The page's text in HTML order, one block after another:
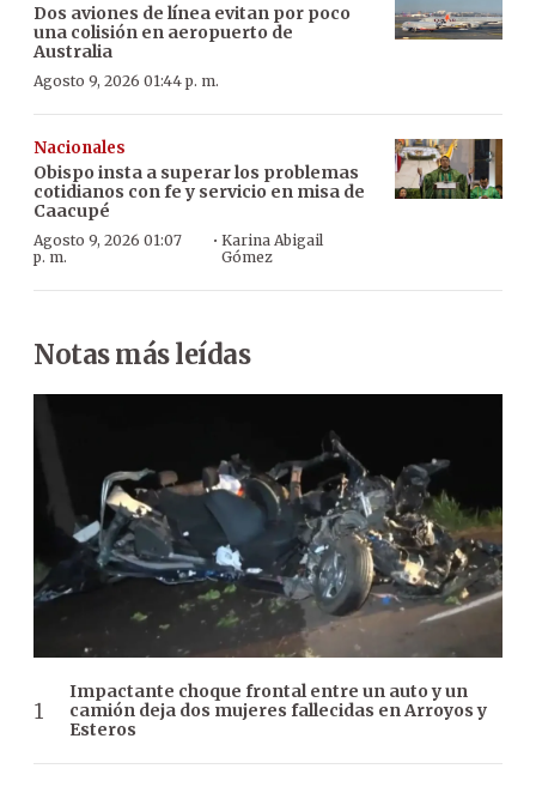
Dos aviones de línea evitan por poco
una colisión en aeropuerto de
Australia
Agosto 9, 2026 01:44 p. m.
Nacionales
Obispo insta a superar los problemas
cotidianos con fe y servicio en misa de
Caacupé
Agosto 9, 2026 01:07
p. m.
·Karina Abigail
Gómez
Notas más leídas
Impactante choque frontal entre un auto y un
camión deja dos mujeres fallecidas en Arroyos y
Esteros